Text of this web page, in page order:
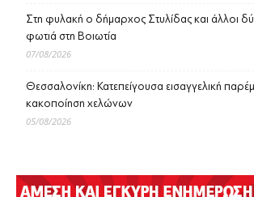
Στη φυλακή ο δήμαρχος Στυλίδας και άλλοι
φωτιά στη Βοιωτία
07/08/2026
Θεσσαλονίκη: Κατεπείγουσα εισαγγελική
κακοποίηση χελώνων
05/08/2026